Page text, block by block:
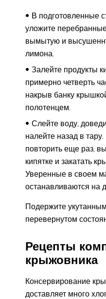
В подготовленные
уложите
вымытую и
лимона.
Залейте продукты
примерно четверть
накрыв банку
полотенцем.
Слейте воду,
налейте назад в
повторить еще раз,
кипятке и закатать
Уверенные в своем
останавливаются на
Подержите
перевернутом
Рецепты
крыжовника
Консервирование
доставляет много